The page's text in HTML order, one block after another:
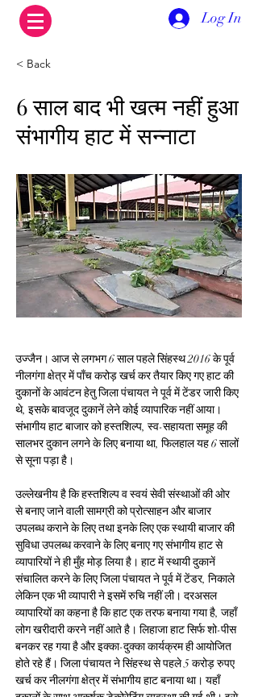
Log In
< Back
6 साल बाद भी खत्म नहीं हुआ
संभागीय हाट में सन्नाटा
उज्जैन। आज से लगभग 6 साल पहले सिंहस्थ 2016 के पूर्व
नीलगंगा क्षेत्र में पाँच करोड़ खर्च कर तैयार किए गए हाट की
दुकानों के आवंटन हेतु जिला पंचायत ने पूर्व में टेंडर जारी किए
थे, इसके बावजूद दुकानें लेने कोई व्यापारिक नहीं आया।
संभागीय हाट बाजार को हस्तशिल्प, स्व-सहायता समूह की
सालभर दुकान लगने के लिए बनाया था, फिलहाल यह 6 सालों
से सूना पड़ा है।
उल्लेखनीय है कि हस्तशिल्प व स्वयं सेवी संस्थाओं की ओर
से बनाए जाने वाली सामग्री को प्रोत्साहन और बाजार
उपलब्ध कराने के लिए तथा इनके लिए एक स्थायी बाजार की
सुविधा उपलब्ध करवाने के लिए बनाए गए संभागीय हाट से
व्यापारियों ने ही मुँह मोड़ लिया है। हाट में स्थायी दुकानें
संचालित करने के लिए जिला पंचायत ने पूर्व में टेंडर, निकाले
लेकिन एक भी व्यापारी ने इसमें रुचि नहीं ली। दरअसल
व्यापारियों का कहना है कि हाट एक तरफ बनाया गया है, जहाँ
लोग खरीदारी करने नहीं आते है। लिहाजा हाट सिर्फ शो-पीस
बनकर रह गया है और इक्का-दुक्का कार्यक्रम ही आयोजित
होते रहे हैं। जिला पंचायत ने सिंहस्थ से पहले 5 करोड़ रुपए
खर्च कर नीलगंगा क्षेत्र में संभागीय हाट बनाया था। यहाँ